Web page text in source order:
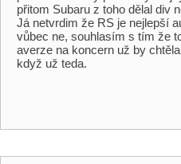
přitom Subaru z toho dělal div
Já netvrdim že RS je nejlepší
vůbec ne, souhlasím s tím že
averze na koncern už by
když už teda.